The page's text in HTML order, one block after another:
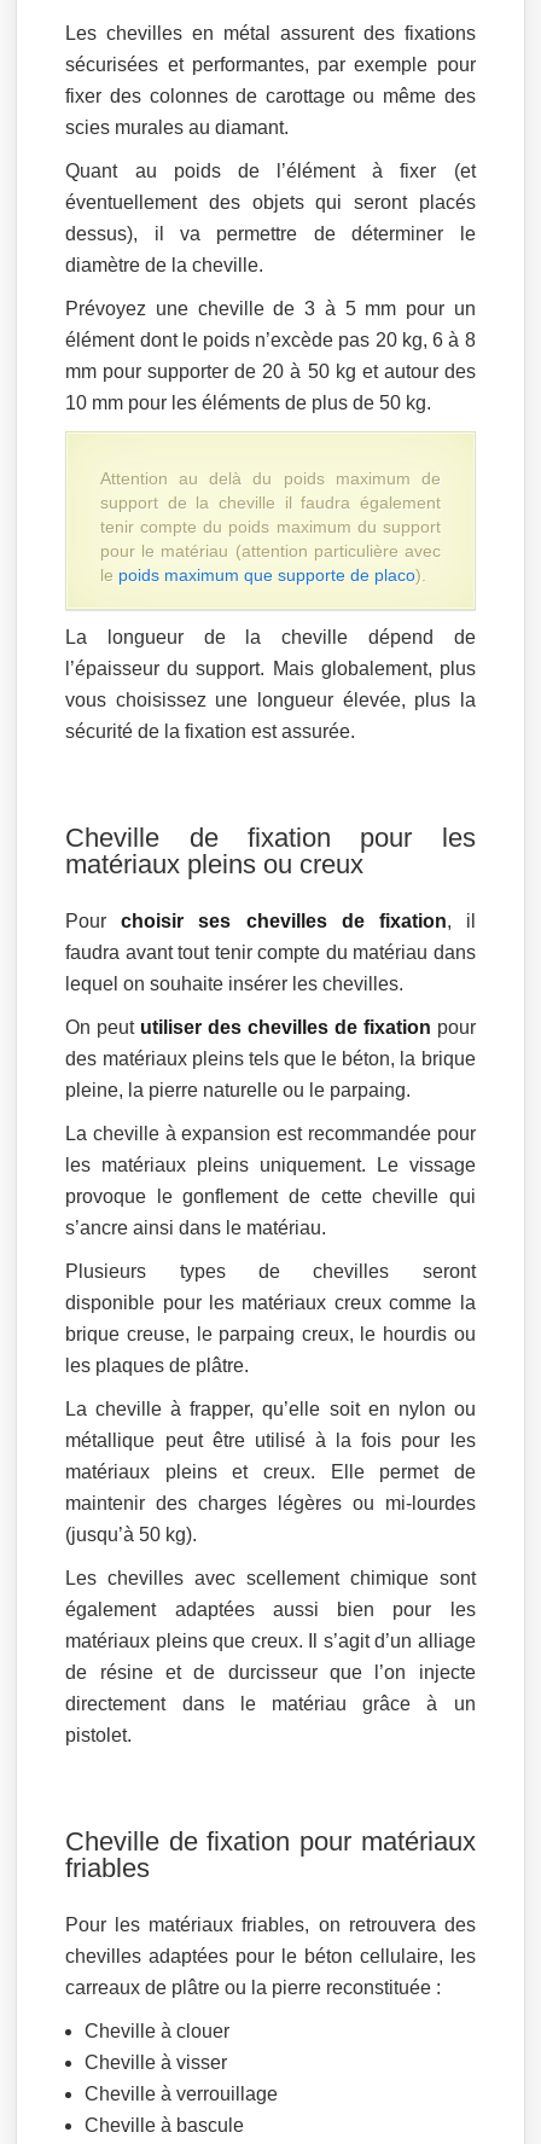
Les chevilles en métal assurent des fixations
sécurisées et performantes, par exemple pour
fixer des colonnes de carottage ou même des
scies murales au diamant.
Quant au poids de l’élément à fixer (et
éventuellement des objets qui seront placés
dessus), il va permettre de déterminer le
diamètre de la cheville.
Prévoyez une cheville de 3 à 5 mm pour un
élément dont le poids n’excède pas 20 kg, 6 à 8
mm pour supporter de 20 à 50 kg et autour des
10 mm pour les éléments de plus de 50 kg.
Attention au delà du poids maximum de
support de la cheville il faudra également
tenir compte du poids maximum du support
pour le matériau (attention particulière avec
le poids maximum que supporte de placo).
La longueur de la cheville dépend de
l’épaisseur du support. Mais globalement, plus
vous choisissez une longueur élevée, plus la
sécurité de la fixation est assurée.
Cheville de fixation pour les
matériaux pleins ou creux
Pourchoisir ses chevilles de fixation, il
faudra avant tout tenir compte du matériau dans
lequel on souhaite insérer les chevilles.
On peututiliser des chevilles de fixation pour
des matériaux pleins tels que le béton, la brique
pleine, la pierre naturelle ou le parpaing.
La cheville à expansion est recommandée pour
les matériaux pleins uniquement. Le vissage
provoque le gonflement de cette cheville qui
s’ancre ainsi dans le matériau.
Plusieurs types de chevilles seront
disponible pour les matériaux creux comme la
brique creuse, le parpaing creux, le hourdis ou
les plaques de plâtre.
La cheville à frapper, qu’elle soit en nylon ou
métallique peut être utilisé à la fois pour les
matériaux pleins et creux. Elle permet de
maintenir des charges légères ou mi-lourdes
(jusqu’à 50 kg).
Les chevilles avec scellement chimique sont
également adaptées aussi bien pour les
matériaux pleins que creux. Il s’agit d’un alliage
de résine et de durcisseur que l’on injecte
directement dans le matériau grâce à un
pistolet.
Cheville de fixation pour matériaux
friables
Pour les matériaux friables, on retrouvera des
chevilles adaptées pour le béton cellulaire, les
carreaux de plâtre ou la pierre reconstituée :
Cheville à clouer
Cheville à visser
Cheville à verrouillage
Cheville à bascule